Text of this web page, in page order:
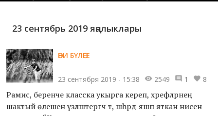
23 сентябрь 2019 яңалыклары
ӘНИ БҮЛӘГЕ
23 сентября 2019 - 15:38 2549 1 8
Рамис, беренче класска укырга кереп, хәрефләрнең
шактый өлешен үзләштергәч тә, шәһәрдә яшәп яткан әнисенә